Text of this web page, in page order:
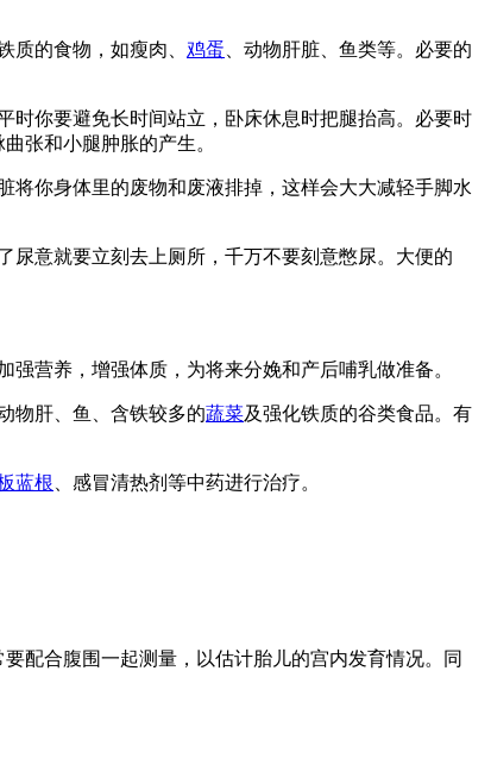
质的食物，如瘦肉、 鸡蛋 、动物肝脏、鱼类等。必要的
时你要避免长时间站立，卧床休息时把腿抬高。必要时
张和小腿肿胀的产生。
将你身体里的废物和废液排掉，这样会大大减轻手脚水
尿意就要立刻去上厕所，千万不要刻意憋尿。大便的
营养，增强体质，为将来分娩和产后哺乳做准备。
动物肝、鱼、含铁较多的蔬菜及强化铁质的谷类食品。有
蓝根 、感冒清热剂等中药进行治疗。
配合腹围一起测量，以估计胎儿的宫内发育情况。同